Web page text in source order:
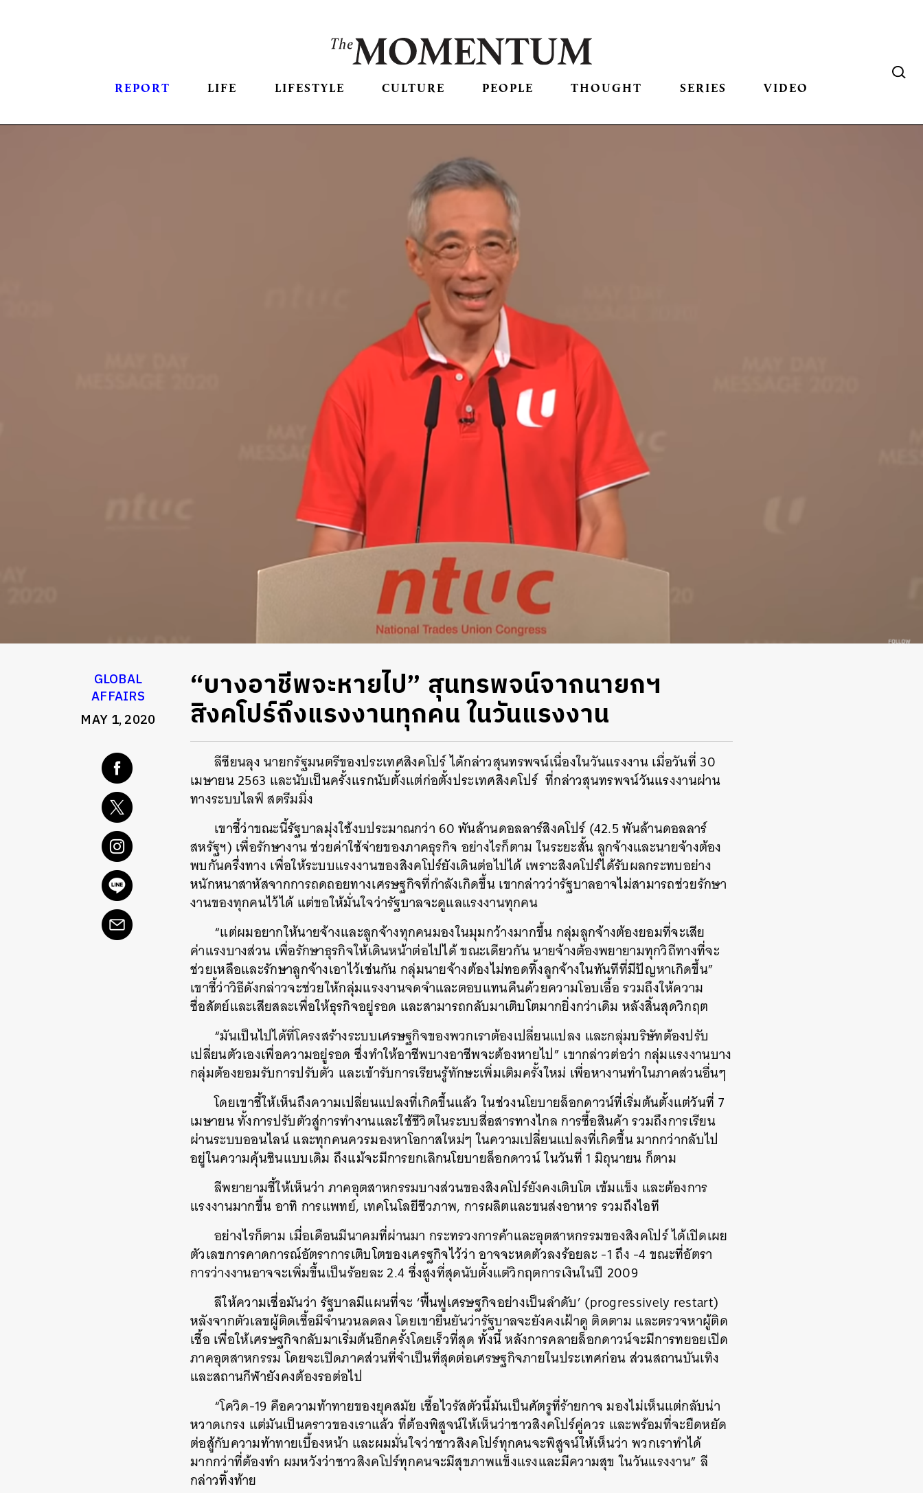
REPORT LIFE LIFESTYLE CULTURE PEOPLE THOUGHT SERIES VIDEO
GLOBAL
AFFAIRS
MAY 1, 2020
“บางอาชีพจะหายไป” สุนทรพจน์จากนายกฯ
สิงคโปร์ถึงแรงงานทุกคน ในวันแรงงาน
ลีซียนลุง นายกรัฐมนตรีของประเทศสิงคโปร์ ได้กล่าวสุนทรพจน์เนื่องในวันแรงงาน เมื่อวันที่ 30
เมษายน 2563 และนับเป็นครั้งแรกนับตั้งแต่ก่อตั้งประเทศสิงคโปร์ ที่กล่าวสุนทรพจน์วันแรงงานผ่าน
ทางระบบไลฟ์ สตรีมมิ่ง
เขาชี้ว่าขณะนี้รัฐบาลมุ่งใช้งบประมาณกว่า 60 พันล้านดอลลาร์สิงคโปร์ (42.5 พันล้านดอลลาร์
สหรัฐฯ) เพื่อรักษางาน ช่วยค่าใช้จ่ายของภาคธุรกิจ อย่างไรก็ตาม ในระยะสั้น ลูกจ้างและนายจ้างต้อง
พบกันครึ่งทาง เพื่อให้ระบบแรงงานของสิงคโปร์ยังเดินต่อไปได้ เพราะสิงคโปร์ได้รับผลกระทบอย่าง
หนักหนาสาหัสจากการถดถอยทางเศรษฐกิจที่กำลังเกิดขึ้น เขากล่าวว่ารัฐบาลอาจไม่สามารถช่วยรักษา
งานของทุกคนไว้ได้ แต่ขอให้มั่นใจว่ารัฐบาลจะดูแลแรงงานทุกคน
“แต่ผมอยากให้นายจ้างและลูกจ้างทุกคนมองในมุมกว้างมากขึ้น กลุ่มลูกจ้างต้องยอมที่จะเสีย
ค่าแรงบางส่วน เพื่อรักษาธุรกิจให้เดินหน้าต่อไปได้ ขณะเดียวกัน นายจ้างต้องพยายามทุกวิถีทางที่จะ
ช่วยเหลือและรักษาลูกจ้างเอาไว้เช่นกัน กลุ่มนายจ้างต้องไม่ทอดทิ้งลูกจ้างในทันทีที่มีปัญหาเกิดขึ้น”
เขาชี้ว่าวิธีดังกล่าวจะช่วยให้กลุ่มแรงงานจดจำและตอบแทนคืนด้วยความโอบเอื้อ รวมถึงให้ความ
ซื่อสัตย์และเสียสละเพื่อให้ธุรกิจอยู่รอด และสามารถกลับมาเติบโตมากยิ่งกว่าเดิม หลังสิ้นสุดวิกฤต
“มันเป็นไปได้ที่โครงสร้างระบบเศรษฐกิจของพวกเราต้องเปลี่ยนแปลง และกลุ่มบริษัทต้องปรับ
เปลี่ยนตัวเองเพื่อความอยู่รอด ซึ่งทำให้อาชีพบางอาชีพจะต้องหายไป” เขากล่าวต่อว่า กลุ่มแรงงานบาง
กลุ่มต้องยอมรับการปรับตัว และเข้ารับการเรียนรู้ทักษะเพิ่มเติมครั้งใหม่ เพื่อหางานทำในภาคส่วนอื่นๆ
โดยเขาชี้ให้เห็นถึงความเปลี่ยนแปลงที่เกิดขึ้นแล้ว ในช่วงนโยบายล็อกดาวน์ที่เริ่มต้นตั้งแต่วันที่ 7
เมษายน ทั้งการปรับตัวสู่การทำงานและใช้ชีวิตในระบบสื่อสารทางไกล การซื้อสินค้า รวมถึงการเรียน
ผ่านระบบออนไลน์ และทุกคนควรมองหาโอกาสใหม่ๆ ในความเปลี่ยนแปลงที่เกิดขึ้น มากกว่ากลับไป
อยู่ในความคุ้นชินแบบเดิม ถึงแม้จะมีการยกเลิกนโยบายล็อกดาวน์ ในวันที่ 1 มิถุนายน ก็ตาม
ลีพยายามชี้ให้เห็นว่า ภาคอุตสาหกรรมบางส่วนของสิงคโปร์ยังคงเติบโต เข้มแข็ง และต้องการ
แรงงานมากขึ้น อาทิ การแพทย์, เทคโนโลยีชีวภาพ, การผลิตและขนส่งอาหาร รวมถึงไอที
อย่างไรก็ตาม เมื่อเดือนมีนาคมที่ผ่านมา กระทรวงการค้าและอุตสาหกรรมของสิงคโปร์ ได้เปิดเผย
ตัวเลขการคาดการณ์อัตราการเติบโตของเศรฐกิจไว้ว่า อาจจะหดตัวลงร้อยละ -1 ถึง -4 ขณะที่อัตรา
การว่างงานอาจจะเพิ่มขึ้นเป็นร้อยละ 2.4 ซึ่งสูงที่สุดนับตั้งแต่วิกฤตการเงินในปี 2009
ลีให้ความเชื่อมันว่า รัฐบาลมีแผนที่จะ ‘ฟื้นฟูเศรษฐกิจอย่างเป็นลำดับ’ (progressively restart)
หลังจากตัวเลขผู้ติดเชื้อมีจำนวนลดลง โดยเขายืนยันว่ารัฐบาลจะยังคงเฝ้าดู ติดตาม และตรวจหาผู้ติด
เชื้อ เพื่อให้เศรษฐกิจกลับมาเริ่มต้นอีกครั้งโดยเร็วที่สุด ทั้งนี้ หลังการคลายล็อกดาวน์จะมีการทยอยเปิด
ภาคอุตสาหกรรม โดยจะเปิดภาคส่วนที่จำเป็นที่สุดต่อเศรษฐกิจภายในประเทศก่อน ส่วนสถานบันเทิง
และสถานกีฬายังคงต้องรอต่อไป
“โควิด-19 คือความท้าทายของยุคสมัย เชื้อไวรัสตัวนี้มันเป็นศัตรูที่ร้ายกาจ มองไม่เห็นแต่กลับน่า
หวาดเกรง แต่มันเป็นคราวของเราแล้ว ที่ต้องพิสูจน์ให้เห็นว่าชาวสิงคโปร์คู่ควร และพร้อมที่จะยืดหยัด
ต่อสู้กับความท้าทายเบื้องหน้า และผมมั่นใจว่าชาวสิงคโปร์ทุกคนจะพิสูจน์ให้เห็นว่า พวกเราทำได้
มากกว่าที่ต้องทำ ผมหวังว่าชาวสิงคโปร์ทุกคนจะมีสุขภาพแข็งแรงและมีความสุข ในวันแรงงาน” ลี
กล่าวทิ้งท้าย
SHARE TWEET LINE EMAIL